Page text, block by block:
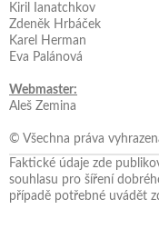
Kiril Ianatchkov
Zdeněk Hrbáček
Karel Herman
Eva Palánová
Webmaster:
Aleš Zemina
© Všechna práva
Faktické údaje zde
souhlasu pro šíření
případě potřebné uvádět